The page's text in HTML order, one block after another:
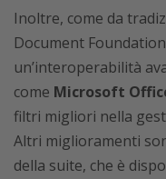
Inoltre, come da
Document
un’interoperabilità
come Microsoft
filtri migliori nella
Altri miglioramenti
della suite, che è